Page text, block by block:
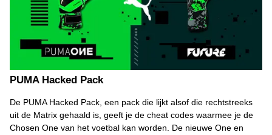
PUMA Hacked Pack
De PUMA Hacked Pack, een pack die lijkt alsof die rechtstreeks
uit de Matrix gehaald is, geeft je de cheat codes waarmee je de
Chosen One van het voetbal kan worden. De nieuwe One en